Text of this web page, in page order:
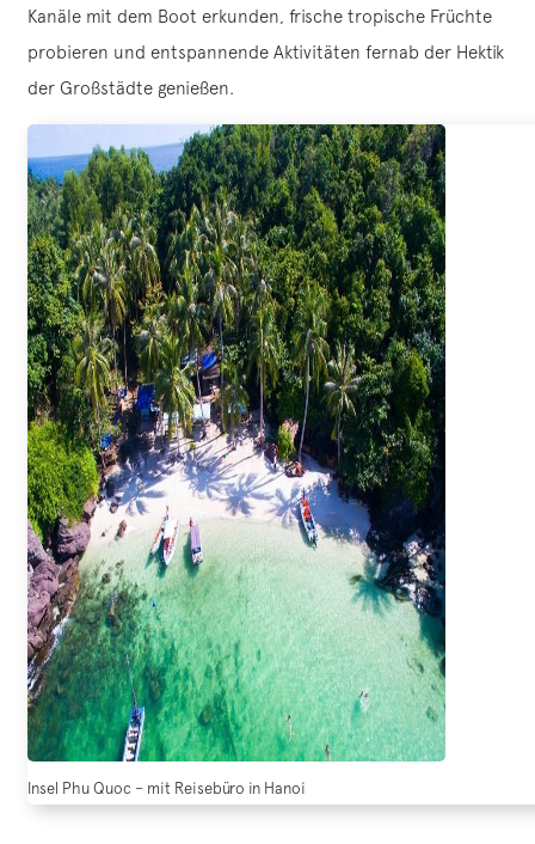
Kanäle mit dem Boot erkunden, frische tropische Früchte
probieren und entspannende Aktivitäten fernab der Hektik
der Großstädte genießen.
Insel Phu Quoc – mit Reisebüro in Hanoi